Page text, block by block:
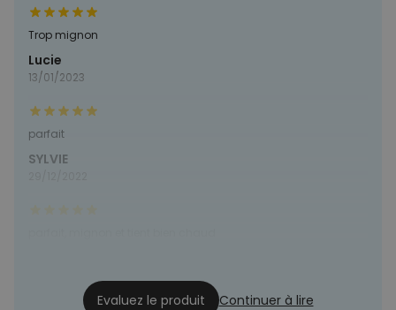
Trop mignon
Lucie
13/01/2023
parfait
SYLVIE
Evaluez le produit Continuer à lire